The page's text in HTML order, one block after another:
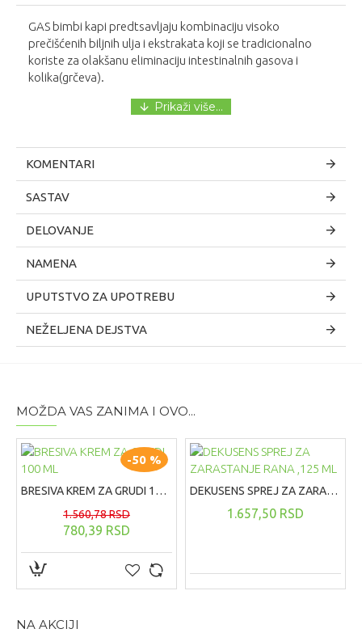
GAS bimbi kapi predtsavljaju kombinaciju visoko
prečišćenih biljnih ulja i ekstrakata koji se tradicionalno
koriste za olakšanu eliminaciju intestinalnih gasova i
kolika(grčeva).
KOMENTARI
SASTAV
DELOVANJE
NAMENA
UPUTSTVO ZA UPOTREBU
NEŽELJENA DEJSTVA
MOŽDA VAS ZANIMA I OVO...
-50 %
BRESIVA KREM ZA GRUDI 100 ML
780,39 RSD
1.560,78 RSD
DEKUSENS SPREJ ZA ZARASTANJE RANA ,125 ML
1.657,50 RSD
NA AKCIJI